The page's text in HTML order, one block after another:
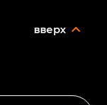
вверх